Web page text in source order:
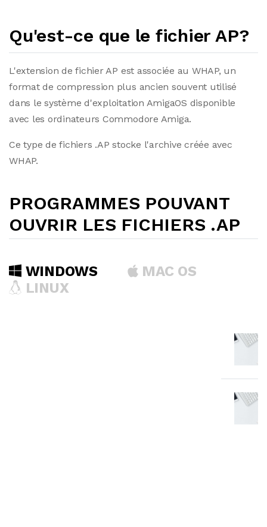
Qu'est-ce que le fichier AP?
L'extension de fichier AP est associée au WHAP, un
format de compression plus ancien souvent utilisé
dans le système d'exploitation AmigaOS disponible
avec les ordinateurs Commodore Amiga.
Ce type de fichiers .AP stocke l'archive créée avec
WHAP.
PROGRAMMES POUVANT
OUVRIR LES FICHIERS .AP
WINDOWS
MAC OS
LINUX